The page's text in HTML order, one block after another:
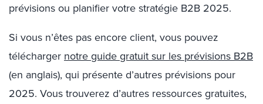
prévisions ou planifier votre stratégie B2B 2025.
Si vous n’êtes pas encore client, vous pouvez
télécharger notre guide gratuit sur les prévisions B2B
(en anglais), qui présente d’autres prévisions pour
2025. Vous trouverez d’autres ressources gratuites,